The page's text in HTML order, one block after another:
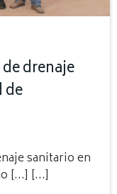
drenaje
de
sanitario en
[…] […]